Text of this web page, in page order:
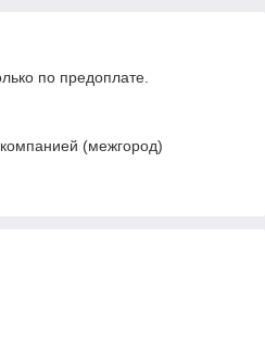
по предоплате.
(межгород)